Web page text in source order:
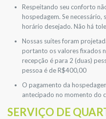
Respeitando seu conforto
hospedagem. Se
horário desejado. Não há
Nossas suítes foram
portanto os valores fixados
recepção é para 2 (duas)
pessoa é de R$400,00
O pagamento da
antecipado no momento do
SERVIÇO DE